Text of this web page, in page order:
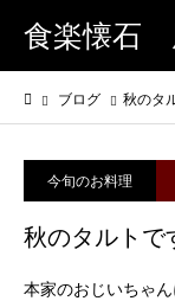
食楽懐石
ブログ 秋のタ
今旬のお料理
秋のタルトで
本家のおじいちゃ